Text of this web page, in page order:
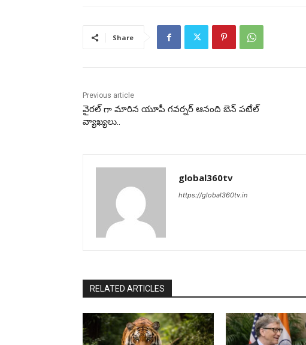
Share
Previous article
వైరల్ గా మారిన యూపీ గవర్నర్ ఆనంది బెన్ పటేల్
వ్యాఖ్యలు..
global360tv
https://global360tv.in
RELATED ARTICLES